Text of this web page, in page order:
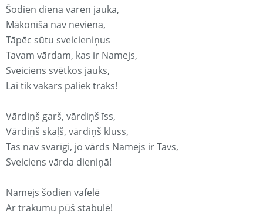
Šodien diena varen jauka,
Mākonīša nav neviena,
Tāpēc sūtu sveicieniņus
Tavam vārdam, kas ir Namejs,
Sveiciens svētkos jauks,
Lai tik vakars paliek traks!
Vārdiņš garš, vārdiņš īss,
Vārdiņš skaļš, vārdiņš kluss,
Tas nav svarīgi, jo vārds Namejs ir Tavs,
Sveiciens vārda dieniņā!
Namejs šodien vafelē
Ar trakumu pūš stabulē!